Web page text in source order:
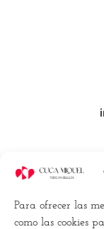
Para ofrecer las
como las cookies
Calle